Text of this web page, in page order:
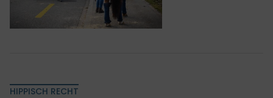
HIPPISCH RECHT